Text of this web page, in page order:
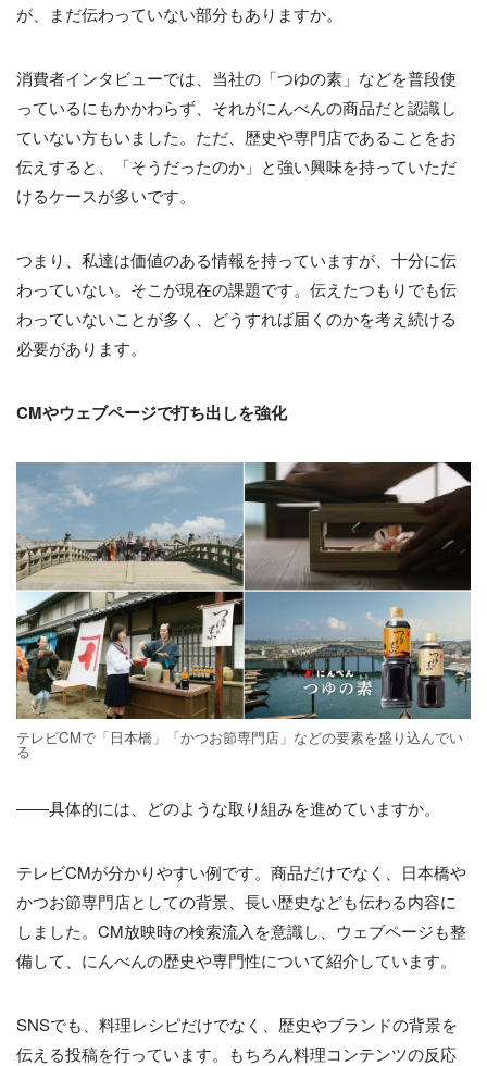
が、まだ伝わっていない部分もありますか。
消費者インタビューでは、当社の「つゆの素」などを普段使
っているにもかかわらず、それがにんべんの商品だと認識し
ていない方もいました。ただ、歴史や専門店であることをお
伝えすると、「そうだったのか」と強い興味を持っていただ
けるケースが多いです。
つまり、私達は価値のある情報を持っていますが、十分に伝
わっていない。そこが現在の課題です。伝えたつもりでも伝
わっていないことが多く、どうすれば届くのかを考え続ける
必要があります。
CMやウェブページで打ち出しを強化
テレビCMで「日本橋」「かつお節専門店」などの要素を盛り込んでい
る
――具体的には、どのような取り組みを進めていますか。
テレビCMが分かりやすい例です。商品だけでなく、日本橋や
かつお節専門店としての背景、長い歴史なども伝わる内容に
しました。CM放映時の検索流入を意識し、ウェブページも整
備して、にんべんの歴史や専門性について紹介しています。
SNSでも、料理レシピだけでなく、歴史やブランドの背景を
伝える投稿を行っています。もちろん料理コンテンツの反応